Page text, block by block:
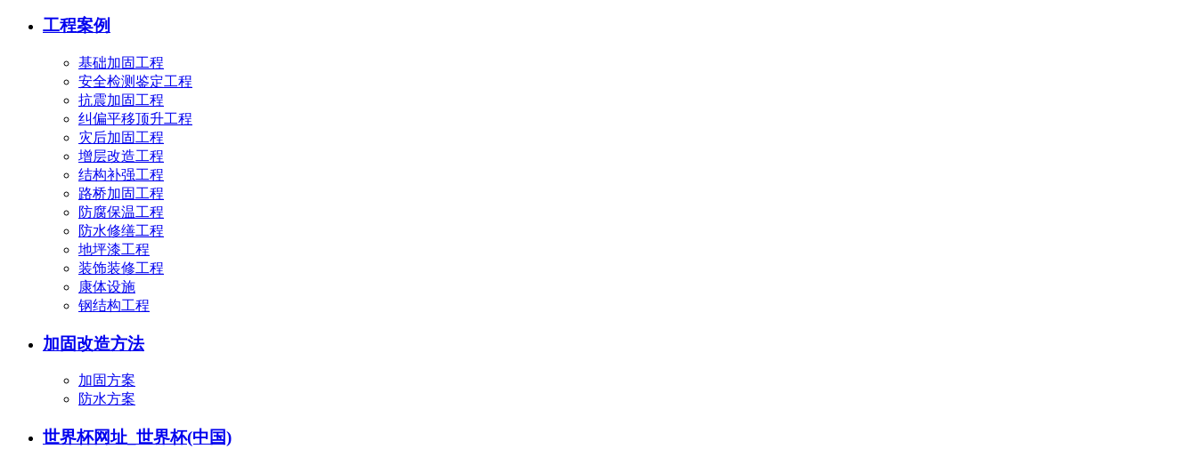
工程案例
基础加固工程
安全检测鉴定工程
抗震加固工程
纠偏平移顶升工程
灾后加固工程
增层改造工程
结构补强工程
路桥加固工程
防腐保温工程
防水修缮工程
地坪漆工程
装饰装修工程
康体设施
钢结构工程
加固改造方法
加固方案
防水方案
世界杯网址_世界杯(中国)